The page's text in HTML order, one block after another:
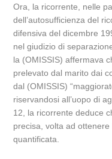
Ora, la ricorrente, nelle
dell’autosufficienza del
difensiva del dicembre
nel giudizio di
la (OMISSIS) affermava
prelevato dal marito dai
dal (OMISSIS)
riservandosi all’uopo di
12, la ricorrente deduce
precisa, volta ad
quantificata.